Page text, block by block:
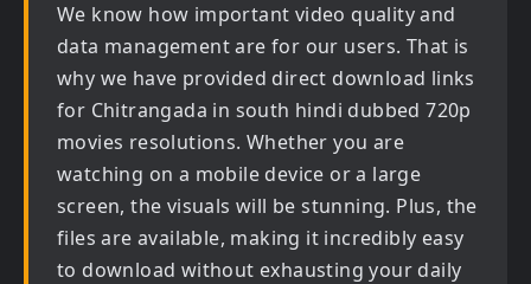
We know how important video quality and
data management are for our users. That is
why we have provided direct download links
for Chitrangada in south hindi dubbed 720p
movies resolutions. Whether you are
watching on a mobile device or a large
screen, the visuals will be stunning. Plus, the
files are available, making it incredibly easy
to download without exhausting your daily